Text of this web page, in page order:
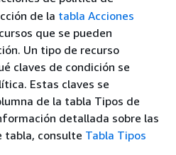
de la tabla Acciones
que se pueden
Un tipo de recurso
claves de condición se
Estas claves se
de la tabla Tipos de
detallada sobre las
tabla, consulte Tabla Tipos